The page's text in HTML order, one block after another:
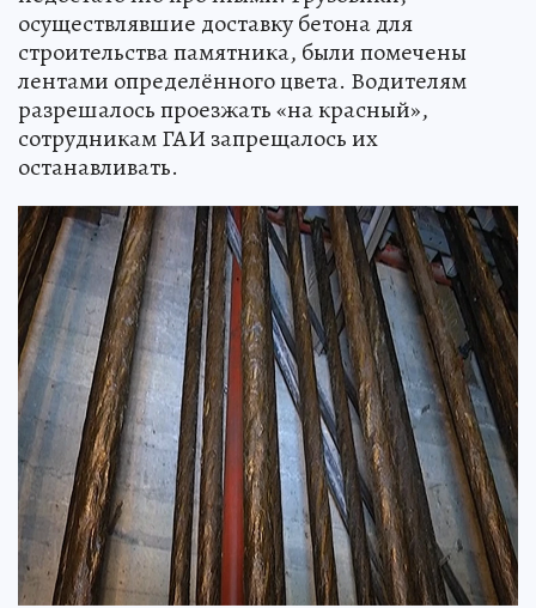
осуществлявшие доставку бетона для
строительства памятника, были помечены
лентами определённого цвета. Водителям
разрешалось проезжать «на красный»,
сотрудникам ГАИ запрещалось их
останавливать.